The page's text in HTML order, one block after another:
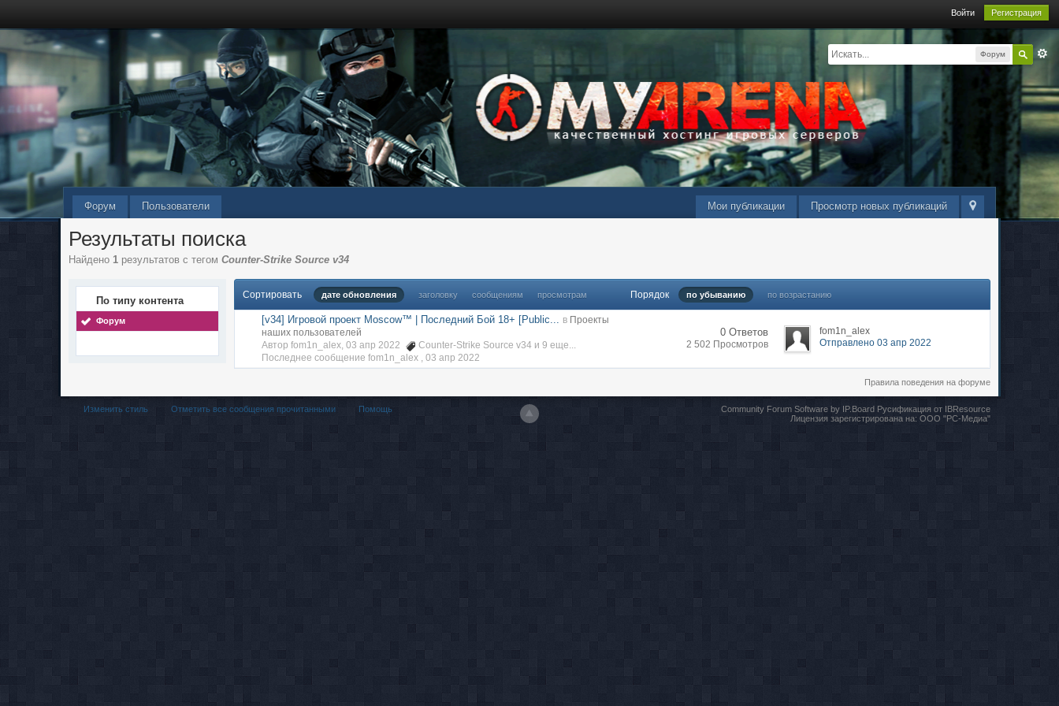
Войти Регистрация
Форум
Просмотр новых публикаций
Мои публикации
Форум Пользователи
Результаты поиска
Найдено 1 результатов с тегомCounter-Strike Source v34
По типу контента
Форум
Сортировать дате обновления заголовку сообщениям просмотрам Порядок по убыванию по возрастанию
[v34] Игровой проект Moscow™ | Последний Бой 18+ [Public... в Проекты
наших пользователей
Автор fom1n_alex, 03 апр 2022
Counter-Strike Source v34 и 9 еще...
Последнее сообщение fom1n_alex ,03 апр 2022
0 Ответов
2 502 Просмотров
fom1n_alex
Отправлено 03 апр 2022
Правила поведения на форуме
Изменить стиль Отметить все сообщения прочитанными Помощь Community Forum Software by IP.BoardРусификация от IBResource
Лицензия зарегистрирована на: ООО "РС-Медиа"